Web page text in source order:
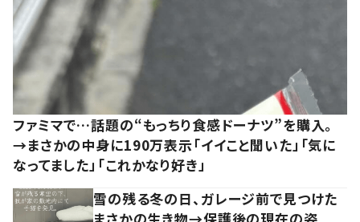
ファミマで…話題の“もっちり食感ドーナツ”を購入。
→まさかの中身に190万表示「イイこと聞いた」「気に
なってました」「これかなり好き」
雪の残る冬の日、ガレージ前で見つけた